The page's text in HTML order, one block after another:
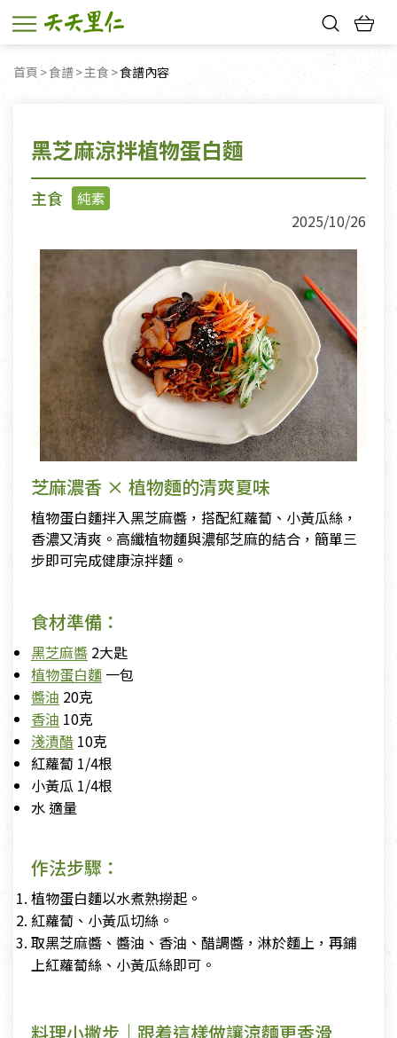
首頁 食譜 主食 目前頁面：
食譜內容
黑芝麻涼拌植物蛋白麵
主食
純素
2025/10/26
芝麻濃香 × 植物麵的清爽夏味
植物蛋白麵拌入黑芝麻醬，搭配紅蘿蔔、小黃瓜絲，
香濃又清爽。高纖植物麵與濃郁芝麻的結合，簡單三
步即可完成健康涼拌麵。
食材準備：
黑芝麻醬 2大匙
植物蛋白麵 一包
醬油 20克
香油 10克
淺漬醋 10克
紅蘿蔔 1/4根
小黃瓜 1/4根
水 適量
作法步驟：
植物蛋白麵以水煮熟撈起。
紅蘿蔔、小黃瓜切絲。
取黑芝麻醬、醬油、香油、醋調醬，淋於麵上，再鋪
上紅蘿蔔絲、小黃瓜絲即可。
料理小撇步｜跟着這樣做讓涼麵更香滑